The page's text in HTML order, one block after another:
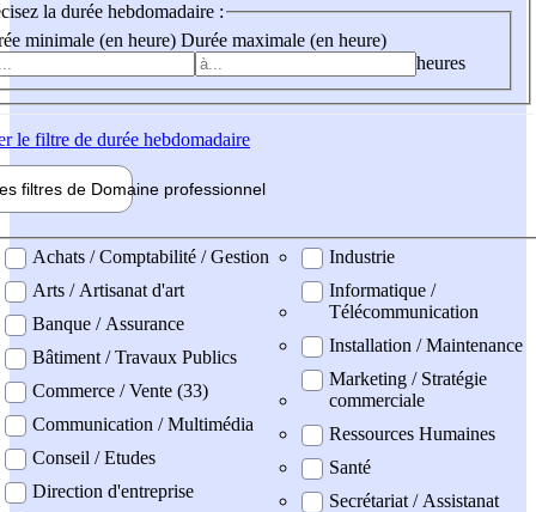
la durée hebdomadaire :
minimale (en heure) Durée maximale (en heure)
heures
le filtre de durée hebdomadaire
filtres de Domaine professionnel
professionel
Achats / Comptabilité / Gestion
Arts / Artisanat d'art
Banque / Assurance
Bâtiment / Travaux Publics
Commerce / Vente (33)
Communication / Multimédia
Conseil / Etudes
Direction d'entreprise
Industrie
Informatique /
Télécommunication
Installation / Maintenance
Marketing / Stratégie
commerciale
Ressources Humaines
Santé
Secrétariat / Assistanat